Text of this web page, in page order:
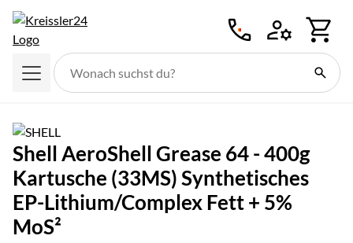
Shell AeroShell Grease 64 - 400g
Kartusche (33MS) Synthetisches
EP-Lithium/Complex Fett + 5%
MoS²